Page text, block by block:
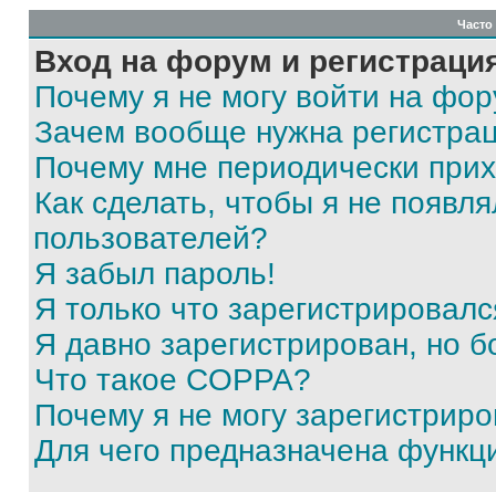
Вход на форум и
Почему я не могу войти на
Зачем вообще нужна
Почему мне периодически
Как сделать, чтобы я не
пользователей?
Я забыл пароль!
Я только что
Я давно зарегистрирован, но
Что такое COPPA?
Почему я не могу
Для чего предназначена